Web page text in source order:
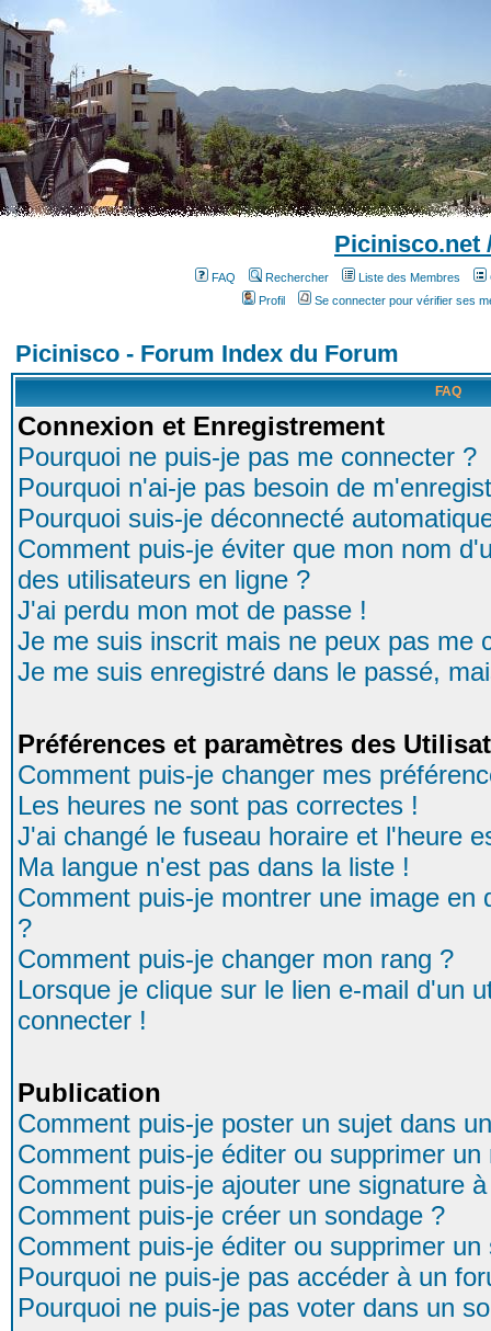
Picinisco.net
FAQ Rechercher Liste des Membres
Profil
Se connecter pour vérifier ses
Picinisco - Forum Index du Forum
FAQ
Connexion et Enregistrement
Pourquoi ne puis-je pas me connecter ?
Pourquoi n'ai-je pas besoin de
Pourquoi suis-je déconnecté
Comment puis-je éviter que mon nom
des utilisateurs en ligne ?
J'ai perdu mon mot de passe !
Je me suis inscrit mais ne peux pas me
Je me suis enregistré dans le passé,
Préférences et paramètres des
Comment puis-je changer mes
Les heures ne sont pas correctes !
J'ai changé le fuseau horaire et l'heure
Ma langue n'est pas dans la liste !
Comment puis-je montrer une image
?
Comment puis-je changer mon rang ?
Lorsque je clique sur le lien e-mail d'un
connecter !
Publication
Comment puis-je poster un sujet dans
Comment puis-je éditer ou supprimer un
Comment puis-je ajouter une signature
Comment puis-je créer un sondage ?
Comment puis-je éditer ou supprimer un
Pourquoi ne puis-je pas accéder à un
Pourquoi ne puis-je pas voter dans un